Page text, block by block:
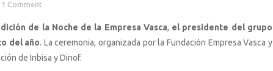
1 Comment
de la Noche de la Empresa Vasca, el presidente del grupo
del año. La ceremonia, organizada por la Fundación Empresa Vasca y
de Inbisa y Dinof.